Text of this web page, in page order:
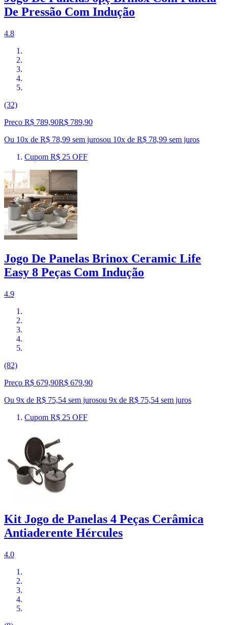
De Pressão Com Indução
4.8
(32)
Preço R$ 789,90R$ 789,90
Ou 10x de R$ 78,99 sem jurosou 10x de R$ 78,99 sem juros
Cupom R$ 25 OFF
Jogo De Panelas Brinox Ceramic Life
Easy 8 Peças Com Indução
4.9
(82)
Preço R$ 679,90R$ 679,90
Ou 9x de R$ 75,54 sem jurosou 9x de R$ 75,54 sem juros
Cupom R$ 25 OFF
Kit Jogo de Panelas 4 Peças Cerâmica
Antiaderente Hércules
4.0